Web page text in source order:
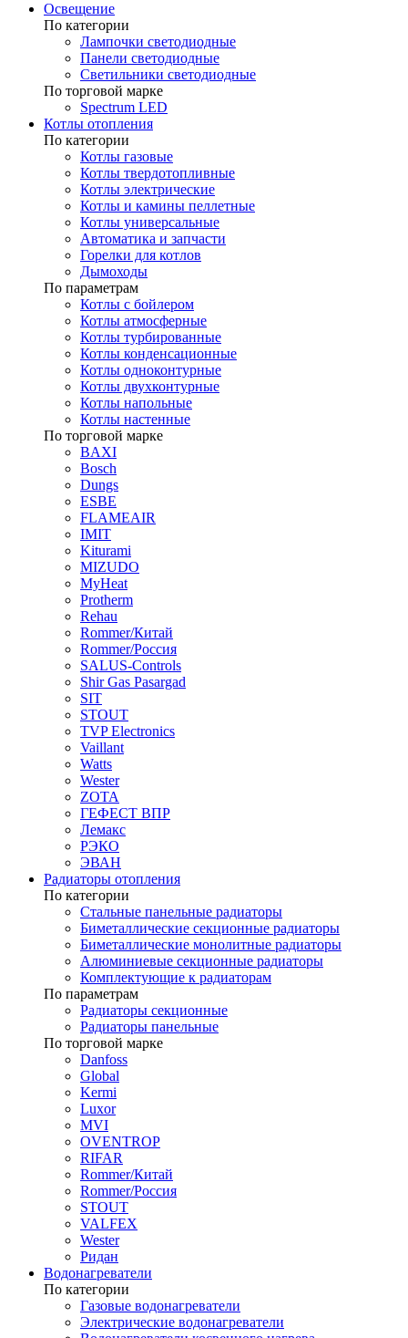
Освещение
По категории
Лампочки светодиодные
Панели светодиодные
Светильники светодиодные
По торговой марке
Spectrum LED
Котлы отопления
По категории
Котлы газовые
Котлы твердотопливные
Котлы электрические
Котлы и камины пеллетные
Котлы универсальные
Автоматика и запчасти
Горелки для котлов
Дымоходы
По параметрам
Котлы с бойлером
Котлы атмосферные
Котлы турбированные
Котлы конденсационные
Котлы одноконтурные
Котлы двухконтурные
Котлы напольные
Котлы настенные
По торговой марке
BAXI
Bosch
Dungs
ESBE
FLAMEAIR
IMIT
Kiturami
MIZUDO
MyHeat
Protherm
Rehau
Rommer/Китай
Rommer/Россия
SALUS-Controls
Shir Gas Pasargad
SIT
STOUT
TVP Electronics
Vaillant
Watts
Wester
ZOTA
ГЕФЕСТ ВПР
Лемакс
РЭКО
ЭВАН
Радиаторы отопления
По категории
Стальные панельные радиаторы
Биметаллические секционные радиаторы
Биметаллические монолитные радиаторы
Алюминиевые секционные радиаторы
Комплектующие к радиаторам
По параметрам
Радиаторы секционные
Радиаторы панельные
По торговой марке
Danfoss
Global
Kermi
Luxor
MVI
OVENTROP
RIFAR​
Rommer/Китай
Rommer/Россия
STOUT
VALFEX
Wester
Ридан
Водонагреватели
По категории
Газовые водонагреватели
Электрические водонагреватели